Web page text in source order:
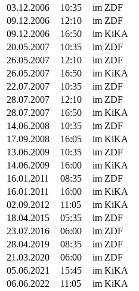
03.12.2006 10:35
im ZDF
09.12.2006
12:10
im ZDF
09.12.2006
16:50
im KiKA
20.05.2007
10:35
im ZDF
26.05.2007
12:10
im ZDF
26.05.2007
16:50
im KiKA
22.07.2007
10:35
im ZDF
28.07.2007
12:10
im ZDF
28.07.2007
16:50
im KiKA
14.06.2008
10:35
im ZDF
17.09.2008
16:05
im KiKA
13.06.2009
10:35
im ZDF
14.06.2009
16:00
im KiKA
16.01.2011
08:35
im ZDF
16.01.2011
16:00
im KiKA
02.09.2012
11:05
im KiKA
18.04.2015
05:35
im ZDF
23.07.2016
06:00
im ZDF
28.04.2019
08:35
im ZDF
21.03.2020
06:00
im ZDF
05.06.2021
15:45
im KiKA
06.06.2022
11:05
im KiKA